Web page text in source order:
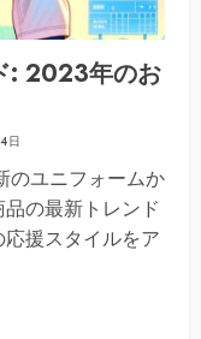
: 2023年のお
日
のユニフォームか
の最新トレンド
援スタイルをア